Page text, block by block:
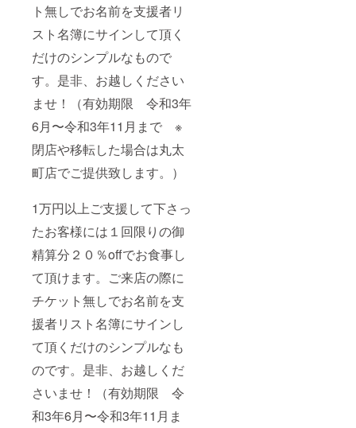
ト無しでお名前を支援者リ
スト名簿にサインして頂く
だけのシンプルなもので
す。是非、お越しください
ませ！（有効期限 令和3年
6月〜令和3年11月まで ※
閉店や移転した場合は丸太
町店でご提供致します。）
1万円以上ご支援して下さっ
たお客様には１回限りの御
精算分２０％offでお食事し
て頂けます。ご来店の際に
チケット無しでお名前を支
援者リスト名簿にサインし
て頂くだけのシンプルなも
のです。是非、お越しくだ
さいませ！（有効期限 令
和3年6月〜令和3年11月ま